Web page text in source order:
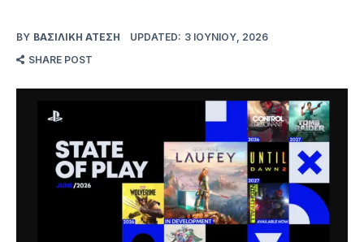
Futuring
Blog
Επικοινωνία
BY ΒΑΣΙΛΙΚΉ ΑΤΈΣΗ UPDATED: 3 ΙΟΥΝΊΟΥ, 2026
SHARE POST